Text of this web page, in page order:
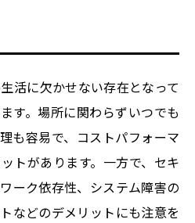
活に欠かせない存在となって
す。場所に関わらずいつでも
も容易で、コストパフォーマ
トがあります。一方で、セキ
ーク依存性、システム障害の
などのデメリットにも注意を